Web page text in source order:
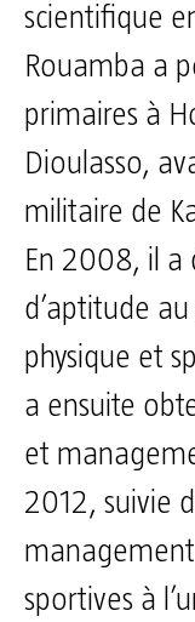
scientifique
Rouamba a
primaires à
Dioulasso,
militaire de
En 2008, il a
d’aptitude
physique et
a ensuite
et
2012, suivie
sportives à